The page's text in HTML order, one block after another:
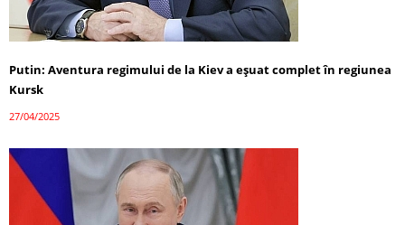
Putin: Aventura regimului de la Kiev a eșuat complet în regiunea
Kursk
27/04/2025